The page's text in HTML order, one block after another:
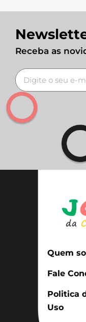
Receba as
Quem
Fale
Politica
Uso